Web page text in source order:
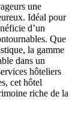
une
Idéal pour
d’un
Que
la gamme
dans un
hôteliers
cet hôtel
riche de la